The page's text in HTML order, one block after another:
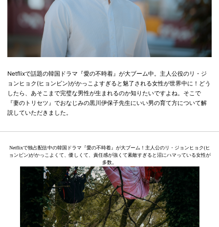
Netflixで話題の韓国ドラマ『愛の不時着』が大ブーム中。主人公役のリ・ジ
ョンヒョク(ヒョンビン)がかっこよすぎると魅了される女性が世界中に！どう
したら、あそこまで完璧な男性が生まれるのか知りたいですよね。そこで
『妻のトリセツ』でおなじみの黒川伊保子先生にいい男の育て方について解
説していただきました。
Netflixで独占配信中の韓国ドラマ『愛の不時着』が大ブーム！主人公のリ・ジョンヒョク(ヒ
ョンビン)がかっこよくて、優しくて、責任感が強くて素敵すぎると沼にハマっている女性が
多数。